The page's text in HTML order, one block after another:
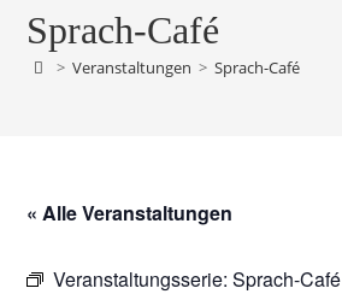
Sprach-Café
> Veranstaltungen > Sprach-Café
« Alle Veranstaltungen
Veranstaltungsserie:Sprach-Café